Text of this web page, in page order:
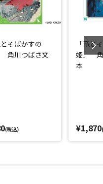
とそばかすの
角川つばさ文
(税込)
「竜と
姫」 角
本
¥1,870